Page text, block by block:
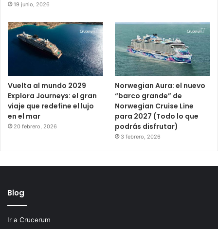
19 junio, 2026
Vuelta al mundo 2029
Explora Journeys: el gran
viaje que redefine el lujo
en el mar
20 febrero, 2026
Norwegian Aura: el nuevo
“barco grande” de
Norwegian Cruise Line
para 2027 (Todo lo que
podrás disfrutar)
3 febrero, 2026
Blog
Ir a Crucerum